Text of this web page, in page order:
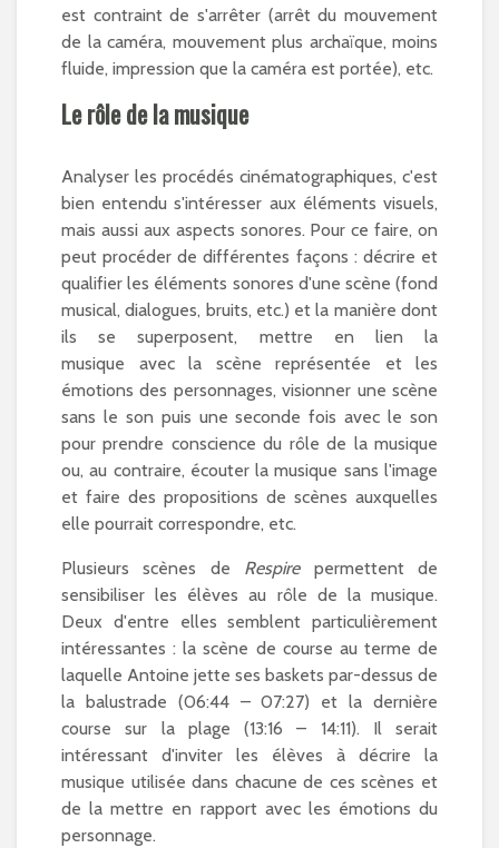
est contraint de s'arrêter (arrêt du mouvement
de la caméra, mouvement plus archaïque, moins
fluide, impression que la caméra est portée), etc.
Le rôle de la musique
Analyser les procédés cinématographiques, c'est
bien entendu s'intéresser aux éléments visuels,
mais aussi aux aspects sonores. Pour ce faire, on
peut procéder de différentes façons : décrire et
qualifier les éléments sonores d'une scène (fond
musical, dialogues, bruits, etc.) et la manière dont
ils se superposent, mettre en lien la
musique avec la scène représentée et les
émotions des personnages, visionner une scène
sans le son puis une seconde fois avec le son
pour prendre conscience du rôle de la musique
ou, au contraire, écouter la musique sans l'image
et faire des propositions de scènes auxquelles
elle pourrait correspondre, etc.
Plusieurs scènes de Respirepermettent de
sensibiliser les élèves au rôle de la musique.
Deux d'entre elles semblent particulièrement
intéressantes : la scène de course au terme de
laquelle Antoine jette ses baskets par-dessus de
la balustrade (06:44 – 07:27) et la dernière
course sur la plage (13:16 – 14:11). Il serait
intéressant d'inviter les élèves à décrire la
musique utilisée dans chacune de ces scènes et
de la mettre en rapport avec les émotions du
personnage.